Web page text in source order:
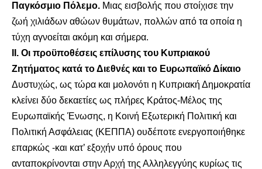
Παγκόσμιο Πόλεμο. Μιας εισβολής που στοίχισε την
ζωή χιλιάδων αθώων θυμάτων, πολλών από τα οποία η
τύχη αγνοείται ακόμη και σήμερα.
ΙΙ. Οι προϋποθέσεις επίλυσης του Κυπριακού
Ζητήματος κατά το Διεθνές και το Ευρωπαϊκό Δίκαιο
Δυστυχώς, ως τώρα και μολονότι η Κυπριακή Δημοκρατία
κλείνει δύο δεκαετίες ως πλήρες Κράτος-Μέλος της
Ευρωπαϊκής Ένωσης, η Κοινή Εξωτερική Πολιτική και
Πολιτική Ασφάλειας (ΚΕΠΠΑ) ουδέποτε ενεργοποιήθηκε
επαρκώς -και κατ’ εξοχήν υπό όρους που
ανταποκρίνονται στην Αρχή της Αλληλεγγύης κυρίως τις